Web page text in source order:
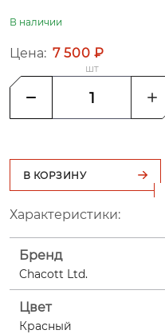
В наличии
Цена: 7 500 ₽
шт
В КОРЗИНУ
Характеристики:
Бренд
Chacott Ltd.
Цвет
Красный